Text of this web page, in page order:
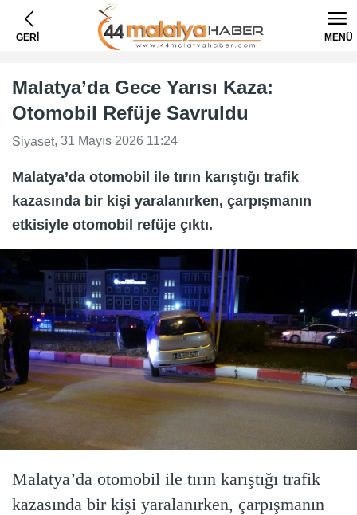
GERİ MENÜ
Malatya’da Gece Yarısı Kaza:
Otomobil Refüje Savruldu
Siyaset, 31 Mayıs 2026 11:24
Malatya’da otomobil ile tırın karıştığı trafik
kazasında bir kişi yaralanırken, çarpışmanın
etkisiyle otomobil refüje çıktı.
Malatya’da otomobil ile tırın karıştığı trafik
kazasında bir kişi yaralanırken, çarpışmanın